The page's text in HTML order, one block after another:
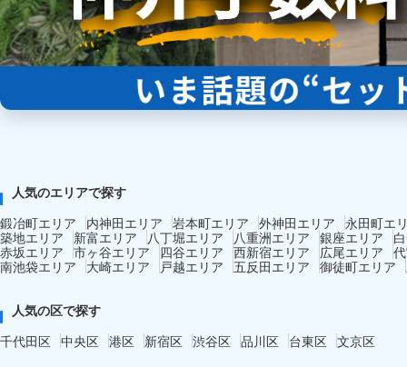
人気のエリアで探す
鍛冶町エリア
内神田エリア 岩本町エリア 外神田エリア
永田町エ
築地エリア
新富エリア 八丁堀エリア 八重洲エリア 銀座エリア
赤坂エリア 市ヶ谷エリア 四谷エリア 西新宿エリア 広尾エリア
南池袋エリア
大崎エリア 戸越エリア 五反田エリア 御徒町エリア
人気の区で探す
千代田区 中央区 港区 新宿区 渋谷区 品川区 台東区 文京区